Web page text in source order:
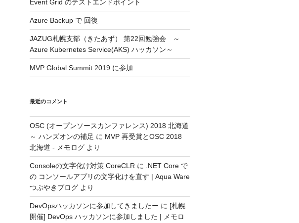
Event Grid のテストエンドポイント
Azure Backup で 回復
JAZUG札幌支部（きたあず） 第22回勉強会 ～
Azure Kubernetes Service(AKS) ハッカソン～
MVP Global Summit 2019 に参加
最近のコメント
OSC (オープンソースカンファレンス) 2018 北海道
～ ハンズオンの補足 に MVP 再受賞とOSC 2018
北海道 - メモログより
Consoleの文字化け対策 CoreCLRに .NET Core で
の コンソールアプリの文字化けを直す | Aqua Ware
つぶやきブログより
DevOpsハッカソンに参加してきましたー に [札幌
開催] DevOps ハッカソンに参加しました | メモロ